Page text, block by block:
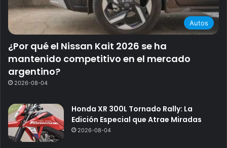
Autos
¿Por qué el Nissan Kait 2026 se ha
mantenido competitivo en el mercado
argentino?
2026-08-04
Honda XR 300L Tornado Rally: La
Edición Especial que Atrae Miradas
2026-08-04